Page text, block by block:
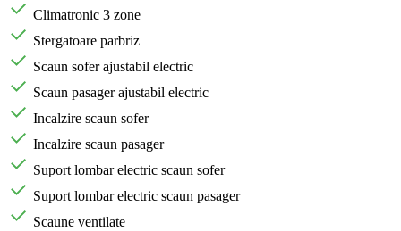
Climatronic 3 zone
Stergatoare parbriz
Scaun sofer ajustabil electric
Scaun pasager ajustabil electric
Incalzire scaun sofer
Incalzire scaun pasager
Suport lombar electric scaun sofer
Suport lombar electric scaun pasager
Scaune ventilate